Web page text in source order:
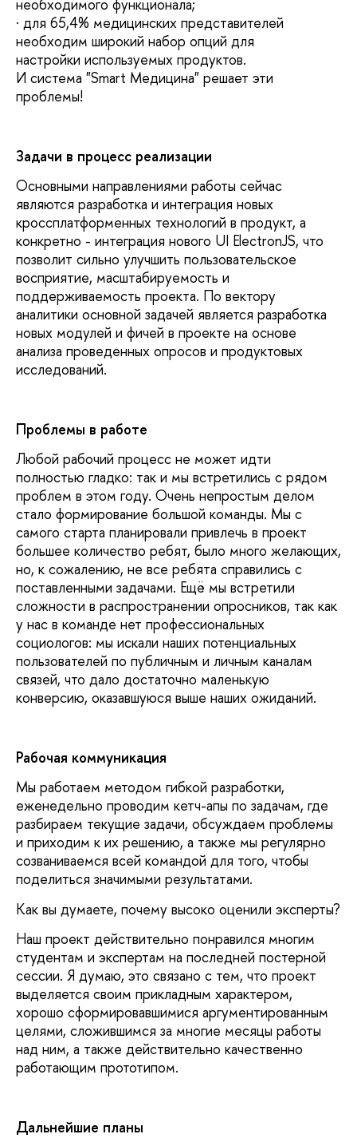
необходимого функционала;
· для 65,4% медицинских представителей
необходим широкий набор опций для
настройки используемых продуктов.
И система "Smart Медицина" решает эти
проблемы!
Задачи в процесс реализации
Основными направлениями работы сейчас
являются разработка и интеграция новых
кроссплатформенных технологий в продукт, а
конкретно - интеграция нового UI ElectronJS, что
позволит сильно улучшить пользовательское
восприятие, масштабируемость и
поддерживаемость проекта. По вектору
аналитики основной задачей является разработка
новых модулей и фичей в проекте на основе
анализа проведенных опросов и продуктовых
исследований.
Проблемы в работе
Любой рабочий процесс не может идти
полностью гладко: так и мы встретились с рядом
проблем в этом году. Очень непростым делом
стало формирование большой команды. Мы с
самого старта планировали привлечь в проект
большее количество ребят, было много желающих,
но, к сожалению, не все ребята справились с
поставленными задачами. Ещё мы встретили
сложности в распространении опросников, так как
у нас в команде нет профессиональных
социологов: мы искали наших потенциальных
пользователей по публичным и личным каналам
связей, что дало достаточно маленькую
конверсию, оказавшуюся выше наших ожиданий.
Рабочая коммуникация
Мы работаем методом гибкой разработки,
еженедельно проводим кетч-апы по задачам, где
разбираем текущие задачи, обсуждаем проблемы
и приходим к их решению, а также мы регулярно
созваниваемся всей командой для того, чтобы
поделиться значимыми результатами.
Как вы думаете, почему высоко оценили эксперты?
Наш проект действительно понравился многим
студентам и экспертам на последней постерной
сессии. Я думаю, это связано с тем, что проект
выделяется своим прикладным характером,
хорошо сформировавшимися аргументированным
целями, сложившимся за многие месяцы работы
над ним, а также действительно качественно
работающим прототипом.
Дальнейшие планы